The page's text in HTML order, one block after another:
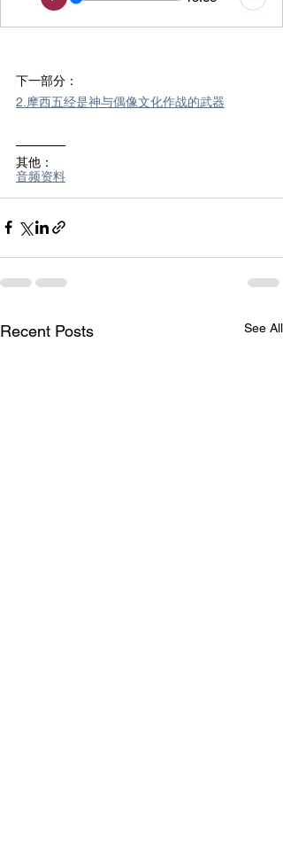
下一部分：
2.摩西五经是神与偶像文化作战的武器
————
其他：
音频资料
Recent Posts See All